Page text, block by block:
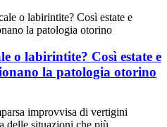
o labirintite? Così estate e
la patologia otorino
improvvisa di vertigini